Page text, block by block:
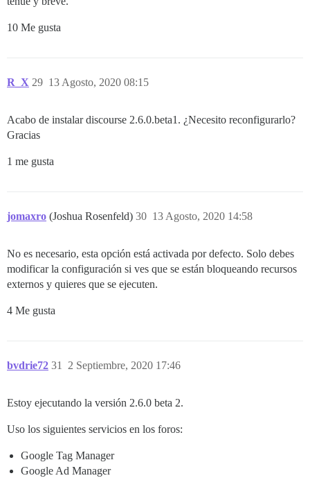
10 Me gusta
R_X 13 Agosto, 2020 08:15
29
Acabo de instalar discourse 2.6.0.beta1. ¿Necesito reconfigurarlo?
Gracias
1 me gusta
jomaxro (Joshua Rosenfeld) 13 Agosto, 2020 14:58
30
No es necesario, esta opción está activada por defecto. Solo debes
modificar la configuración si ves que se están bloqueando recursos
externos y quieres que se ejecuten.
4 Me gusta
bvdrie72 2 Septiembre, 2020 17:46
31
Estoy ejecutando la versión 2.6.0 beta 2.
Uso los siguientes servicios en los foros:
Google Tag Manager
Google Ad Manager